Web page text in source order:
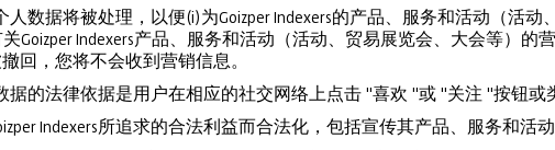
人数据将被处理，以便(i)为Goizper Indexers的产品、服务和活动（活动
Goizper Indexers产品、服务和活动（活动、贸易展览会、大会等）的
回，您将不会收到营销信息。
据的法律依据是用户在相应的社交网络上点击 "喜欢 "或 "关注 "按钮或
Indexers所追求的合法利益而合法化，包括宣传其产品、服务和活动